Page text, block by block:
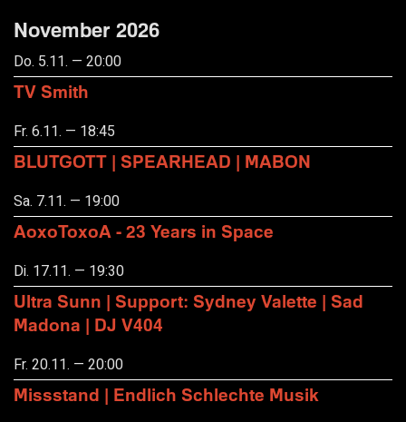
November 2026
Do. 5.11. — 20:00
TV Smith
Fr. 6.11. — 18:45
BLUTGOTT | SPEARHEAD | MABON
Sa. 7.11. — 19:00
AoxoToxoA - 23 Years in Space
Di. 17.11. — 19:30
Ultra Sunn | Support: Sydney Valette | Sad
Madona | DJ V404
Fr. 20.11. — 20:00
Missstand | Endlich Schlechte Musik